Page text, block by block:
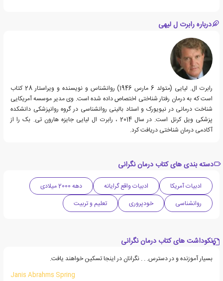
درباره رابرت ل لیهی
رابرت ال. لیایی (متولد 6 مارس 1946) روانشناس و نویسنده و ویراستار 28 کتاب
است که به درمان رفتار شناختی اختصاص داده شده است. وی مدیر موسسه آمریکایی
شناخت درمانی در نیویورک و استاد بالینی روانشناسی در گروه روانپزشکی دانشکده
پزشکی ویل کرنل است. در سال 2014 ، رابرت ال لیایی جایزه هارون تی. بک را از
آکادمی درمان شناختی دریافت کرد.
دسته بندی های کتاب درمان نگرانی
ادبیات آمریکا ادبیات واقع گرایانه
دهه 2000 میلادی
روانشناسی
خودپروری تعلیم و تربیت
نکوداشت های کتاب درمان نگرانی
بسیار آموزنده و در دسترس. . . نگرانان در اینجا تسکین خواهند یافت.
Janis Abrahms Spring